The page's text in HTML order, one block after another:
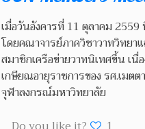
เมื่อวันอังคารที่ 11 ตุลาคม 2559
โดยคณาจารย์ภาควิชาวาทวิทยา
สมาชิกเครือข่ายวาทนิเทศขึ้น เนื่
เกษียณอายุราชการของ รศ.เมต
จุฬาลงกรณ์มหาวิทยาลัย